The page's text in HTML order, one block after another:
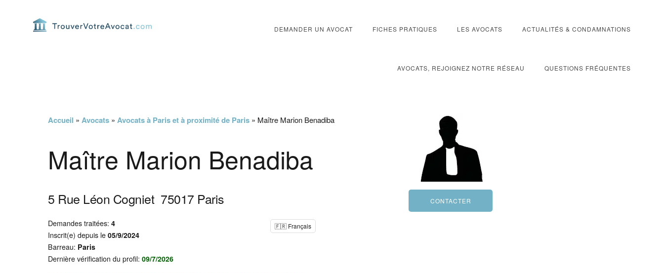
DEMANDER UN AVOCAT FICHES PRATIQUES LES AVOCATS ACTUALITÉS & CONDAMNATIONS
AVOCATS, REJOIGNEZ NOTRE RÉSEAU QUESTIONS FRÉQUENTES
Accueil » Avocats » Avocats à Paris et à proximité de Paris » Maître Marion Benadiba
Maître Marion Benadiba
5 Rue Léon Cogniet 75017 Paris
Demandes traitées:4
Inscrit(e) depuis le05/9/2024
Barreau: Paris
Dernière vérification du profil:09/7/2026
🇫🇷 Français